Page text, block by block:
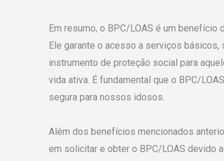
Em resumo, o BPC/LOAS é um
Ele garante o acesso a serviços básicos,
instrumento de proteção social para
vida ativa. É fundamental que o BPC/
segura para nossos idosos.
Além dos benefícios mencionados
em solicitar e obter o BPC/LOAS devido